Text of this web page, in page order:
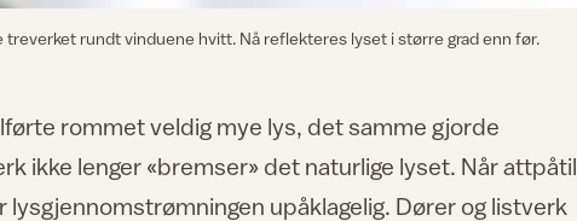
rundt vinduene hvitt. Nå reflekteres lyset i større grad enn før.
rommet veldig mye lys, det samme gjorde
ikke lenger «bremser» det naturlige lyset. Når attpåtil
upåklagelig. Dører og listverk